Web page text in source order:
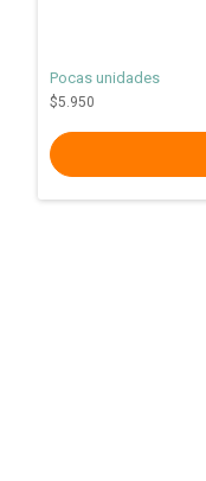
Pocas unidades
$5.950